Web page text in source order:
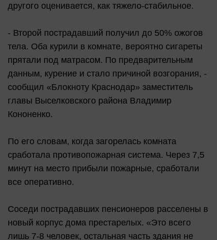
другого оценивается, как тяжело-стабильное.
- Второй пострадавший получил до 50% ожогов
тела. Оба курили в комнате, вероятно сигареты
прятали под матрасом. По предварительным
данным, курение и стало причиной возгорания, -
сообщил «Блокноту Краснодар» заместитель
главы Выселковского района Владимир
Кононенко.
По его словам, когда загорелась комната
сработала противопожарная система. Через 7,5
минут на место прибыли пожарные, сработали
все оперативно.
Соседи пострадавших пенсионеров расселены в
новый корпус дома престарелых. «Это всего
лишь 7-8 человек, остальная часть здания не